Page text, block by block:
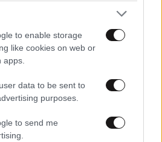
to enable storage
like cookies on web or
data to be sent to
purposes.
to send me
για Παιδί; Ο Πλήρης